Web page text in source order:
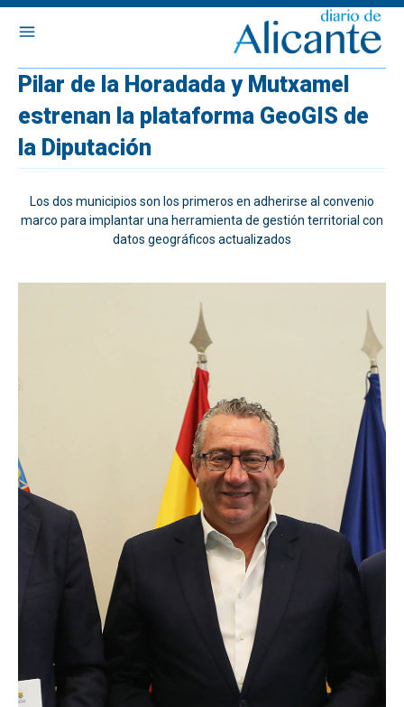
Pilar de la Horadada y Mutxamel
estrenan la plataforma GeoGIS de
la Diputación
Los dos municipios son los primeros en adherirse al convenio
marco para implantar una herramienta de gestión territorial con
datos geográficos actualizados